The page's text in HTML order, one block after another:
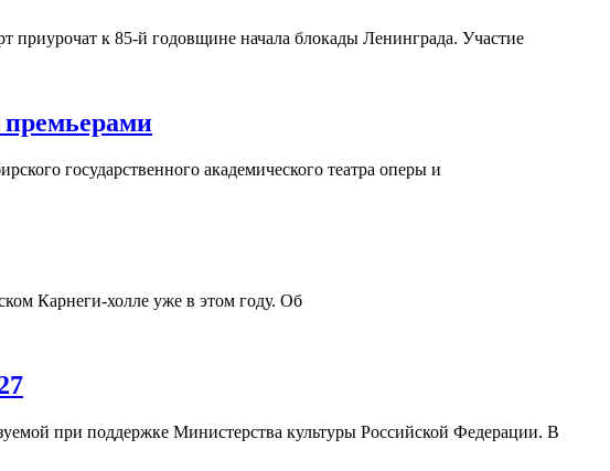
приурочат к 85-й годовщине начала блокады Ленинграда. Участие
премьерами
государственного академического театра оперы и
Карнеги-холле уже в этом году. Об
при поддержке Министерства культуры Российской Федерации. В